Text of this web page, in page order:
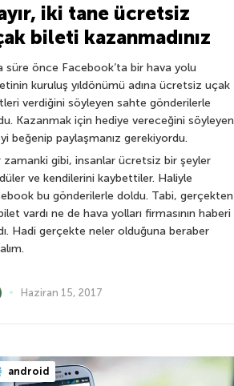
iki tane ücretsiz
bileti kazanmadınız
süre önce Facebook’ta bir hava yolu
kuruluş yıldönümü adına ücretsiz uçak
verdiğini söyleyen sahte gönderilerle
Kazanmak için hediye vereceğini söyleyen
beğenip paylaşmanız gerekiyordu.
zamanki gibi, insanlar ücretsiz bir şeyler
ve kendilerini kaybettiler. Haliyle
bu gönderilerle doldu. Tabi, gerçekten
vardı ne de hava yolları firmasının haberi
Hadi gerçekte neler olduğuna beraber
Haziran 15, 2017
android